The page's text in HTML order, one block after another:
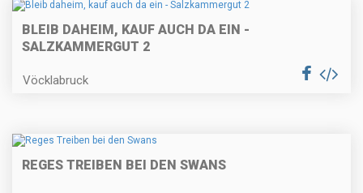
BLEIB DAHEIM, KAUF AUCH DA EIN -
SALZKAMMERGUT 2
Vöcklabruck
REGES TREIBEN BEI DEN SWANS